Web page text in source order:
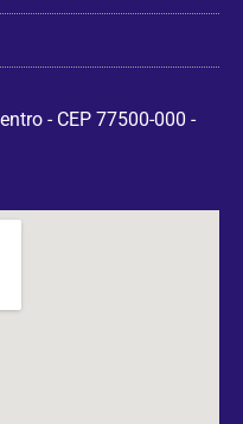
- CEP 77500-000 -